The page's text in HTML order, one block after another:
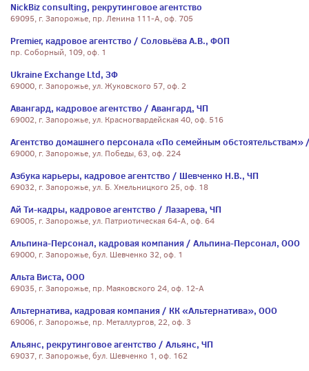
NickBiz consulting, рекрутинговое агентство
69095, г. Запорожье, пр. Ленина 111-А, оф. 705
Premier, кадровое агентство / Соловьёва А.В., ФОП
пр. Соборный, 109, оф. 1
Ukraine Exchange Ltd, ЗФ
69000, г. Запорожье, ул. Жуковского 57, оф. 2
Авангард, кадровое агентство / Авангард, ЧП
69002, г. Запорожье, ул. Красногвардейская 40, оф. 516
Агентство домашнего персонала «По семейным
69000, г. Запорожье, ул. Победы, 63, оф. 224
Азбука карьеры, кадровое агентство / Шевченко Н.В., ЧП
69032, г. Запорожье, ул. Б. Хмельницкого 25, оф. 18
Ай Ти-кадры, кадровое агентство / Лазарева, ЧП
69005, г. Запорожье, ул. Патриотическая 64-А, оф. 64
Альпина-Персонал, кадровая компания / Альпина-Персонал, ООО
69000, г. Запорожье, бул. Шевченко 32, оф. 1
Альта Виста, ООО
69035, г. Запорожье, пр. Маяковского 24, оф. 12-А
Альтернатива, кадровая компания / КК «Альтернатива», ООО
69006, г. Запорожье, пр. Металлургов, 22, оф. 3
Альянс, рекрутинговое агентство / Альянс, ЧП
69037, г. Запорожье, бул. Шевченко 1, оф. 162